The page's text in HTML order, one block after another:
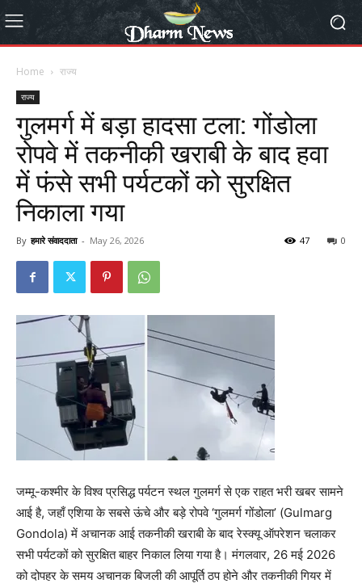
Home राज्य
राज्य
गुलमर्ग में बड़ा हादसा टला: गोंडोला
रोपवे में तकनीकी खराबी के बाद हवा
में फंसे सभी पर्यटकों को सुरक्षित
निकाला गया
By हमारे संवाददाता - May 26, 2026 0
47
जम्मू-कश्मीर के विश्व प्रसिद्ध पर्यटन स्थल गुलमर्ग से एक राहत भरी खबर सामने
आई है, जहाँ एशिया के सबसे ऊंचे और बड़े रोपवे ‘गुलमर्ग गोंडोला’ (Gulmarg
Gondola) में अचानक आई तकनीकी खराबी के बाद रेस्क्यू ऑपरेशन चलाकर
सभी पर्यटकों को सुरक्षित बाहर निकाल लिया गया है। मंगलवार, 26 मई 2026
को दोपहर के समय अचानक बिजली की आपूर्ति ठप होने और तकनीकी गियर में